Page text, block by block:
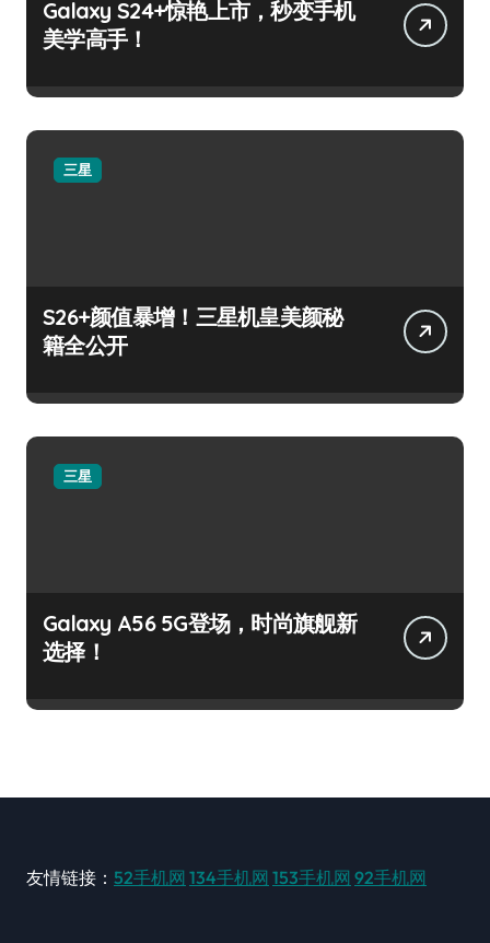
Galaxy S24+惊艳上市，秒变手机
美学高手！
三星
S26+颜值暴增！三星机皇美颜秘
籍全公开
三星
Galaxy A56 5G登场，时尚旗舰新
选择！
友情链接： 52手机网 134手机网 153手机网 92手机网